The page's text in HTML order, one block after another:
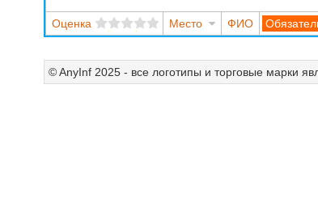
Оценка Место ФИО
© AnyInf 2025 - все логотипы и торговые марки